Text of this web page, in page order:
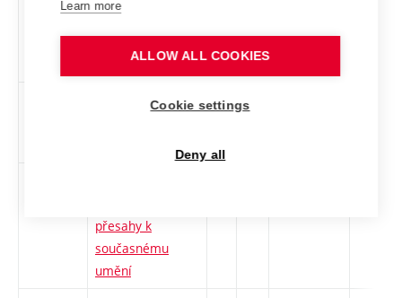
prostoru.
Mecenáš, funkce,
percepce
cs 2
přesahy k
současnému
umění
Learn more
ALLOW ALL COOKIES
Cookie settings
Deny all